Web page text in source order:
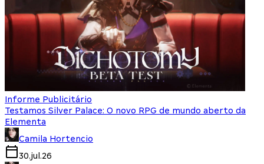
Informe Publicitário
Testamos Silver Palace: O novo RPG de mundo aberto da
Elementa
Camila Hortencio
30.jul.26